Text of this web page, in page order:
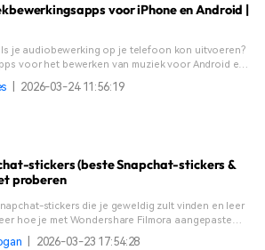
voor iPhone en Android |
je audiobewerking op je telefoon kon uitvoeren?
voor het bewerken van muziek voor Android en
lezen!
2026-03-24 11:56:19
stickers (beste Snapchat-stickers &
proberen
stickers die je geweldig zult vinden en leer
hoe je met Wondershare Filmora aangepaste
2026-03-23 17:54:28